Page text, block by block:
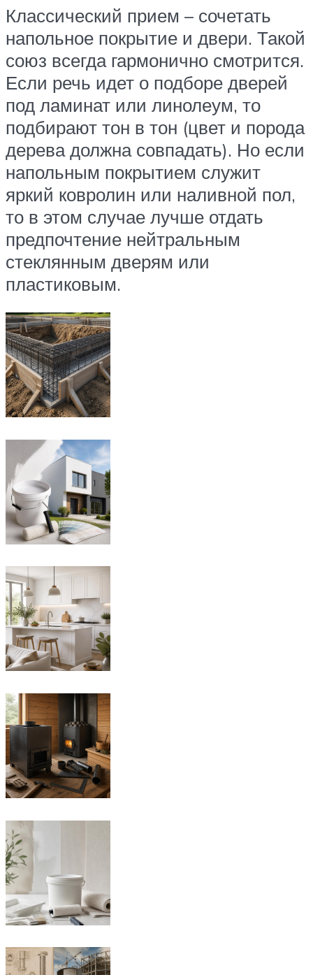
Классический прием – сочетать
напольное покрытие и двери. Такой
союз всегда гармонично смотрится.
Если речь идет о подборе дверей
под ламинат или линолеум, то
подбирают тон в тон (цвет и порода
дерева должна совпадать). Но если
напольным покрытием служит
яркий ковролин или наливной пол,
то в этом случае лучше отдать
предпочтение нейтральным
стеклянным дверям или
пластиковым.